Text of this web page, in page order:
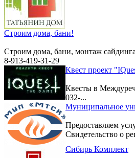
Строим дома, бани!
Строим дома, бани, монтаж
8-913-419-31-29
Квест проект
Квесты в
032-...
Муниципальное
Предоставляем
Свидетельство о
Сибирь Комплект